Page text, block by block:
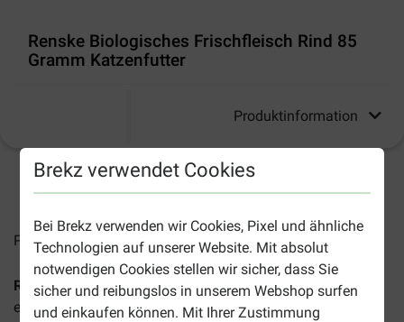
Brekz verwendet Cookies
Bei Brekz verwenden wir Cookies, Pixel und ähnliche
Technologien auf unserer Website. Mit absolut
notwendigen Cookies stellen wir sicher, dass Sie
sicher und reibungslos in unserem Webshop surfen
und einkaufen können. Mit Ihrer Zustimmung
Renske Biologisches Frischfleisch Rind 85
Gramm Katzenfutter
Produktinformation
Preise inkl. MwSt zzgl. Versandkosten
Renske Biologisches Frischfleisch Rind Katzenfutterist
eine Vollwertkost für Katzen jeden Alters und jeder Rasse.